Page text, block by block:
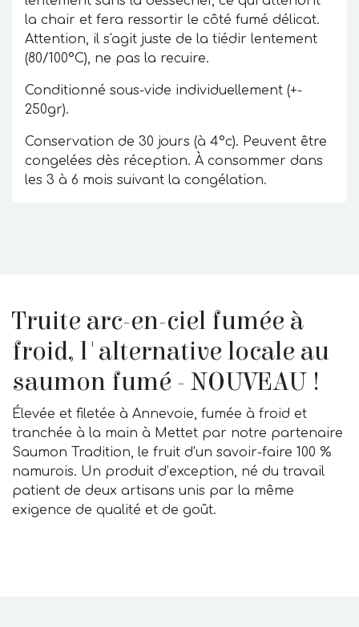
la chair et fera ressortir le côté fumé délicat.
Attention, il s'agit juste de la tiédir lentement
(80/100°C), ne pas la recuire.
Conditionné sous-vide individuellement (+-
250gr).
Conservation de 30 jours (à 4°c). Peuvent être
congelées dès réception. À consommer dans
les 3 à 6 mois suivant la congélation.
Truite arc-en-ciel fumée à
froid, l'alternative locale au
saumon fumé - NOUVEAU !
Élevée et filetée à Annevoie, fumée à froid et
tranchée à la main à Mettet par notre partenaire
Saumon Tradition, le fruit d’un savoir-faire 100 %
namurois. Un produit d’exception, né du travail
patient de deux artisans unis par la même
exigence de qualité et de goût.